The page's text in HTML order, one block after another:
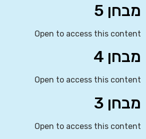
מבחן 5
Open to access this content
מבחן 4
Open to access this content
מבחן 3
Open to access this content